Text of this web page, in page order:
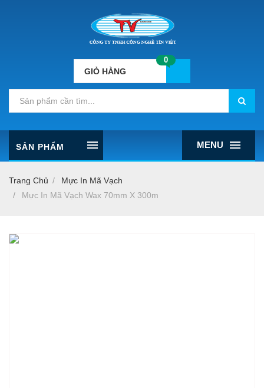
GIỎ HÀNG
0
MENU
SẢN PHẨM
Trang Chủ
Mực In Mã Vạch
Mực In Mã Vạch Wax 70mm X 300m